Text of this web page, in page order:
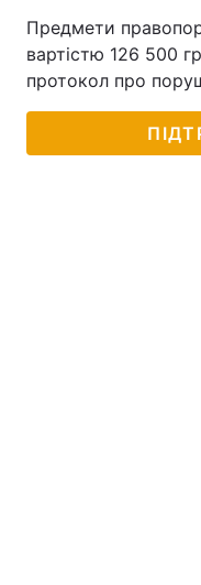
Предмети
вартістю 126 500
протокол про